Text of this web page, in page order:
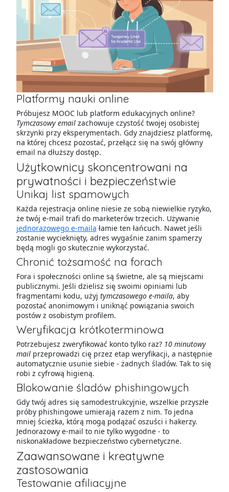
Platformy nauki online
Próbujesz MOOC lub platform edukacyjnych online?
Tymczasowy emailzachowuje czystość twojej osobistej
skrzynki przy eksperymentach. Gdy znajdziesz platformę,
na której chcesz pozostać, przełącz się na swój główny
email na dłuższy dostęp.
Użytkownicy skoncentrowani na
prywatności i bezpieczeństwie
Unikaj list spamowych
Każda rejestracja online niesie ze sobą niewielkie ryzyko,
że twój e-mail trafi do marketerów trzecich. Używanie
jednorazowego e-maila łamie ten łańcuch. Nawet jeśli
zostanie wycieknięty, adres wygaśnie zanim spamerzy
będą mogli go skutecznie wykorzystać.
Chronić tożsamość na forach
Fora i społeczności online są świetne, ale są miejscami
publicznymi. Jeśli dzielisz się swoimi opiniami lub
fragmentami kodu, użyj tymczasowego e-maila, aby
pozostać anonimowym i uniknąć powiązania swoich
postów z osobistym profilem.
Weryfikacja krótkoterminowa
Potrzebujesz zweryfikować konto tylko raz? 10 minutowy
mailprzeprowadzi cię przez etap weryfikacji, a następnie
automatycznie usunie siebie - żadnych śladów. Tak to się
robi z cyfrową higieną.
Blokowanie śladów phishingowych
Gdy twój adres się samodestrukcyjnie, wszelkie przyszłe
próby phishingowe umierają razem z nim. To jedna
mniej ścieżka, którą mogą podążać oszuści i hakerzy.
Jednorazowy e-mail to nie tylko wygodne - to
niskonakładowe bezpieczeństwo cybernetyczne.
Zaawansowane i kreatywne
zastosowania
Testowanie afiliacyjne